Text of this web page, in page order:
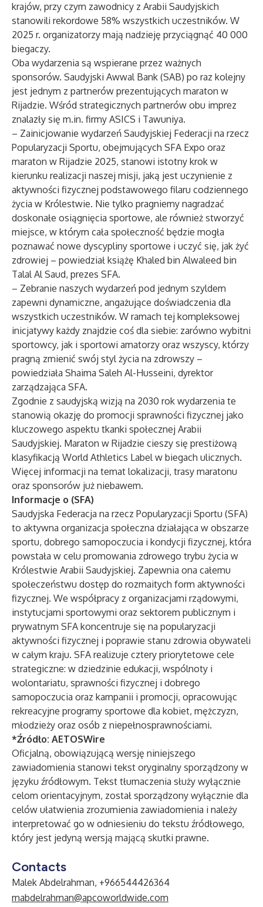
krajów, przy czym zawodnicy z Arabii Saudyjskich
stanowili rekordowe 58% wszystkich uczestników. W
2025 r. organizatorzy mają nadzieję przyciągnąć 40 000
biegaczy.
Oba wydarzenia są wspierane przez ważnych
sponsorów. Saudyjski Awwal Bank (SAB) po raz kolejny
jest jednym z partnerów prezentujących maraton w
Rijadzie. Wśród strategicznych partnerów obu imprez
znalazły się m.in. firmy ASICS i Tawuniya.
– Zainicjowanie wydarzeń Saudyjskiej Federacji na rzecz
Popularyzacji Sportu, obejmujących SFA Expo oraz
maraton w Rijadzie 2025, stanowi istotny krok w
kierunku realizacji naszej misji, jaką jest uczynienie z
aktywności fizycznej podstawowego filaru codziennego
życia w Królestwie. Nie tylko pragniemy nagradzać
doskonałe osiągnięcia sportowe, ale również stworzyć
miejsce, w którym cała społeczność będzie mogła
poznawać nowe dyscypliny sportowe i uczyć się, jak żyć
zdrowiej – powiedział książę Khaled bin Alwaleed bin
Talal Al Saud, prezes SFA.
– Zebranie naszych wydarzeń pod jednym szyldem
zapewni dynamiczne, angażujące doświadczenia dla
wszystkich uczestników. W ramach tej kompleksowej
inicjatywy każdy znajdzie coś dla siebie: zarówno wybitni
sportowcy, jak i sportowi amatorzy oraz wszyscy, którzy
pragną zmienić swój styl życia na zdrowszy –
powiedziała Shaima Saleh Al-Husseini, dyrektor
zarządzająca SFA.
Zgodnie z saudyjską wizją na 2030 rok wydarzenia te
stanowią okazję do promocji sprawności fizycznej jako
kluczowego aspektu tkanki społecznej Arabii
Saudyjskiej. Maraton w Rijadzie cieszy się prestiżową
klasyfikacją World Athletics Label w biegach ulicznych.
Więcej informacji na temat lokalizacji, trasy maratonu
oraz sponsorów już niebawem.
Informacje o (SFA)
Saudyjska Federacja na rzecz Popularyzacji Sportu (SFA)
to aktywna organizacja społeczna działająca w obszarze
sportu, dobrego samopoczucia i kondycji fizycznej, która
powstała w celu promowania zdrowego trybu życia w
Królestwie Arabii Saudyjskiej. Zapewnia ona całemu
społeczeństwu dostęp do rozmaitych form aktywności
fizycznej. We współpracy z organizacjami rządowymi,
instytucjami sportowymi oraz sektorem publicznym i
prywatnym SFA koncentruje się na popularyzacji
aktywności fizycznej i poprawie stanu zdrowia obywateli
w całym kraju. SFA realizuje cztery priorytetowe cele
strategiczne: w dziedzinie edukacji, wspólnoty i
wolontariatu, sprawności fizycznej i dobrego
samopoczucia oraz kampanii i promocji, opracowując
rekreacyjne programy sportowe dla kobiet, mężczyzn,
młodzieży oraz osób z niepełnosprawnościami.
*Źródło: AETOSWire
Oficjalną, obowiązującą wersję niniejszego
zawiadomienia stanowi tekst oryginalny sporządzony w
języku źródłowym. Tekst tłumaczenia służy wyłącznie
celom orientacyjnym, został sporządzony wyłącznie dla
celów ułatwienia zrozumienia zawiadomienia i należy
interpretować go w odniesieniu do tekstu źródłowego,
który jest jedyną wersją mającą skutki prawne.
Contacts
Malek Abdelrahman, +966544426364
mabdelrahman@apcoworldwide.com